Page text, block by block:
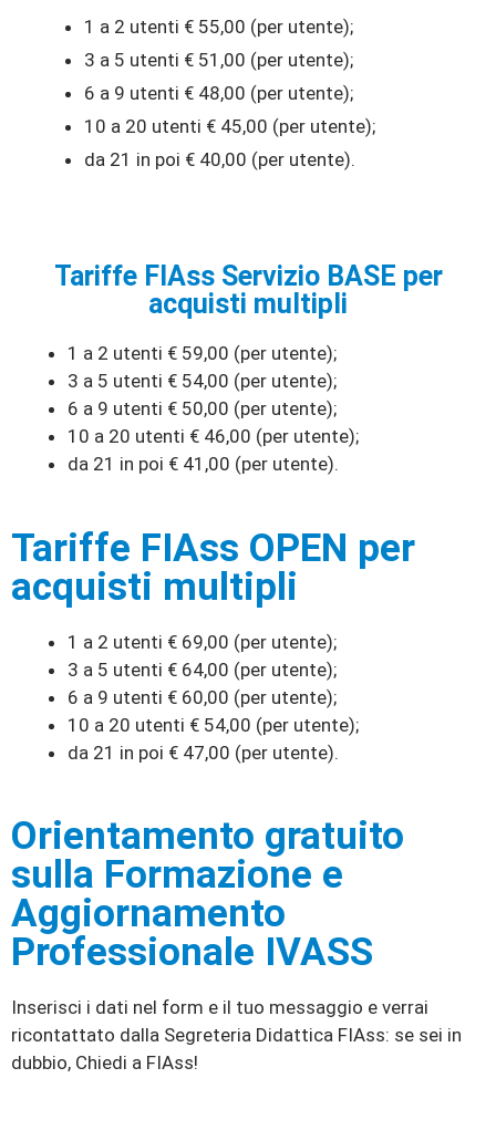
1 a 2 utenti € 55,00 (per utente);
3 a 5 utenti € 51,00 (per utente);
6 a 9 utenti € 48,00 (per utente);
10 a 20 utenti € 45,00 (per utente);
da 21 in poi € 40,00 (per utente).
Tariffe FIAss Servizio BASE per
acquisti multipli
1 a 2 utenti € 59,00 (per utente);
3 a 5 utenti € 54,00 (per utente);
6 a 9 utenti € 50,00 (per utente);
10 a 20 utenti € 46,00 (per utente);
da 21 in poi € 41,00 (per utente).
Tariffe FIAss OPEN per
acquisti multipli
1 a 2 utenti € 69,00 (per utente);
3 a 5 utenti € 64,00 (per utente);
6 a 9 utenti € 60,00 (per utente);
10 a 20 utenti € 54,00 (per utente);
da 21 in poi € 47,00 (per utente).
Orientamento gratuito
sulla Formazione e
Aggiornamento
Professionale IVASS
Inserisci i dati nel form e il tuo messaggio e verrai
ricontattato dalla Segreteria Didattica FIAss: se sei in
dubbio, Chiedi a FIAss!